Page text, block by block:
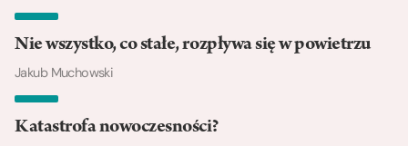
Nie wszystko, co stałe, rozpływa się w powietrzu
Jakub Muchowski
Katastrofa nowoczesności?